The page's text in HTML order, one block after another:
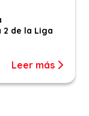
de la Liga
Leer más